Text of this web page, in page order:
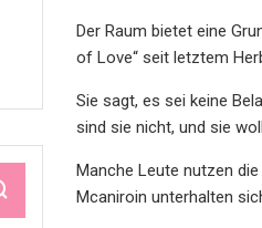
Der Raum bietet eine
of Love“ seit letztem
Sie sagt, es sei keine
sind sie nicht, und sie
Manche Leute nutzen
Mcaniroin unterhalten